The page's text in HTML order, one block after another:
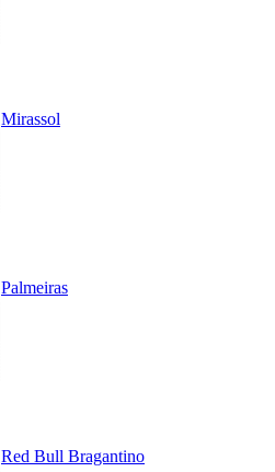
Mirassol
Palmeiras
Red Bull Bragantino